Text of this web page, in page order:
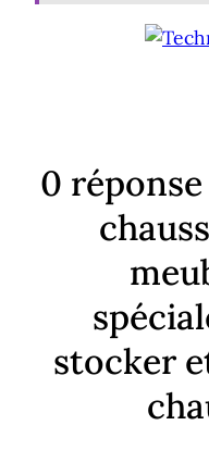
0 réponse
stocker